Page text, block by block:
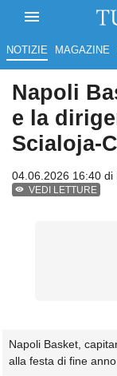
NOTIZIE MAGAZINE
Napoli
e la
Scialoja-
04.06.2026 16:40 di
VEDI LETTURE
Napoli Basket,
alla festa di fine